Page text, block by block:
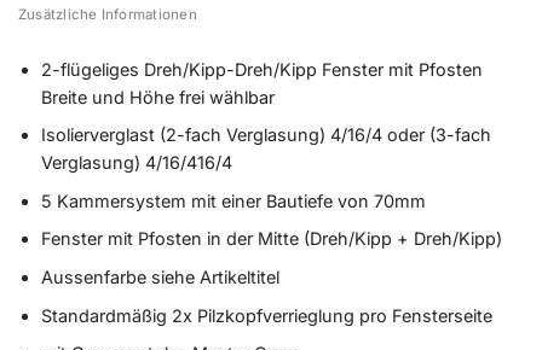
Zusätzliche Informationen
2-flügeliges Dreh/Kipp-Dreh/Kipp Fenster mit Pfosten
Breite und Höhe frei wählbar
Isolierverglast (2-fach Verglasung) 4/16/4 oder (3-fach
Verglasung) 4/16/416/4
5 Kammersystem mit einer Bautiefe von 70mm
Fenster mit Pfosten in der Mitte (Dreh/Kipp + Dreh/Kipp)
Aussenfarbe siehe Artikeltitel
Standardmäßig 2x Pilzkopfverrieglung pro Fensterseite